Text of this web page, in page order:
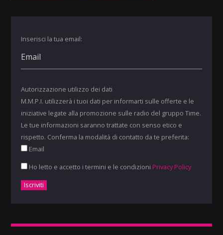
Inserisci la tua email:
Autorizzazione utilizzo dei dati
M.M.P.I. utilizzerà i tuoi dati per informarti sulle offerte e le
iniziative legate alla promozione sulle radio del gruppo Time.
Le tue informazioni saranno trattate con senso etico e
rispetto. Conferma la modalità di contatto da te preferita:
Email
Ho letto e accetto i termini e le condizioni Privacy Policy